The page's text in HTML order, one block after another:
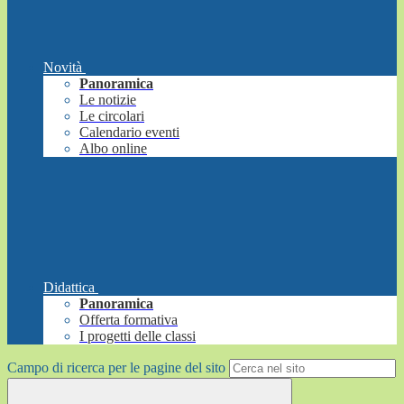
Novità
Panoramica
Le notizie
Le circolari
Calendario eventi
Albo online
Didattica
Panoramica
Offerta formativa
I progetti delle classi
Campo di ricerca per le pagine del sito